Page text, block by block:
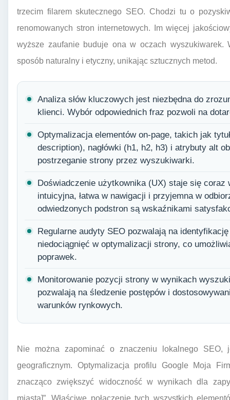
trzecim filarem skutecznego SEO. Chodzi tu o
renomowanych stron internetowych. Im więcej
wyższe zaufanie buduje ona w oczach
sposób naturalny i etyczny, unikając sztucznych metod.
Analiza słów kluczowych jest niezbędna do
klienci. Wybór odpowiednich fraz pozwoli na
Optymalizacja elementów on-page, takich jak
description), nagłówki (h1, h2, h3) i atrybuty alt
postrzeganie strony przez wyszukiwarki.
Doświadczenie użytkownika (UX) staje się coraz
intuicyjna, łatwa w nawigacji i przyjemna w
odwiedzonych podstron są wskaźnikami
Regularne audyty SEO pozwalają na
niedociągnięć w optymalizacji strony, co
poprawek.
Monitorowanie pozycji strony w wynikach
pozwalają na śledzenie postępów i
warunków rynkowych.
Nie można zapominać o znaczeniu lokalnego SEO,
geograficznym. Optymalizacja profilu Google Moja
znacząco zwiększyć widoczność w wynikach dla